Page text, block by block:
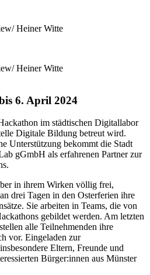
Heiner Witte
Heiner Witte
6. April 2024
im städtischen Digitallabor
Digitale Bildung betreut wird.
Unterstützung bekommt die Stadt
gGmbH als erfahrenen Partner zur
in ihrem Wirken völlig frei,
drei Tagen in den Osterferien ihre
Sie arbeiten in Teams, die von
gebildet werden. Am letzten
alle Teilnehmenden ihre
vor. Eingeladen zur
Eltern, Freunde und
Bürger:innen aus Münster